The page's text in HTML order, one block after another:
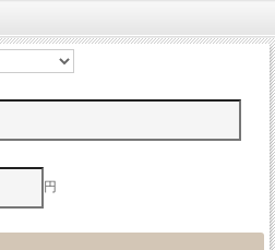
円